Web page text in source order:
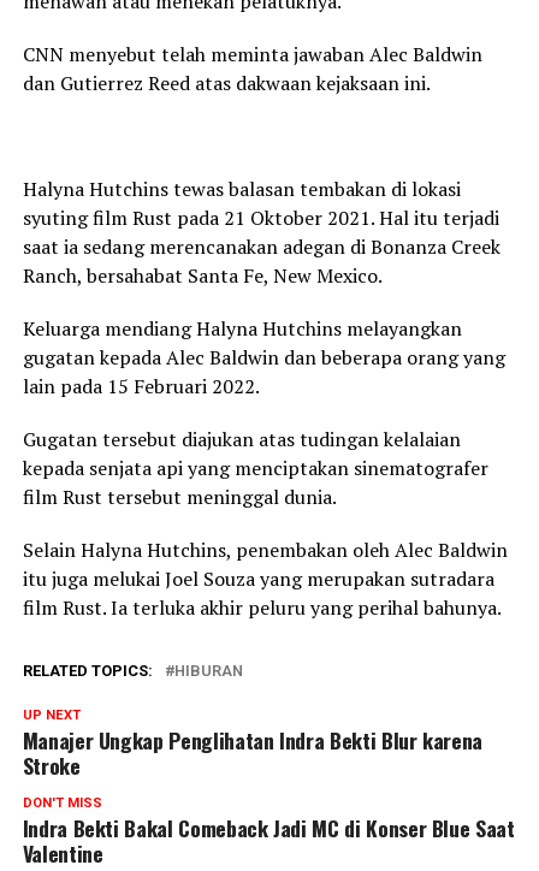
CNN menyebut telah meminta jawaban Alec Baldwin
dan Gutierrez Reed atas dakwaan kejaksaan ini.
Halyna Hutchins tewas balasan tembakan di lokasi
syuting film Rust pada 21 Oktober 2021. Hal itu terjadi
saat ia sedang merencanakan adegan di Bonanza Creek
Ranch, bersahabat Santa Fe, New Mexico.
Keluarga mendiang Halyna Hutchins melayangkan
gugatan kepada Alec Baldwin dan beberapa orang yang
lain pada 15 Februari 2022.
Gugatan tersebut diajukan atas tudingan kelalaian
kepada senjata api yang menciptakan sinematografer
film Rust tersebut meninggal dunia.
Selain Halyna Hutchins, penembakan oleh Alec Baldwin
itu juga melukai Joel Souza yang merupakan sutradara
film Rust. Ia terluka akhir peluru yang perihal bahunya.
RELATED TOPICS: HIBURAN
UP NEXT
Manajer Ungkap Penglihatan Indra Bekti Blur karena
Stroke
DON'T MISS
Indra Bekti Bakal Comeback Jadi MC di Konser Blue Saat
Valentine